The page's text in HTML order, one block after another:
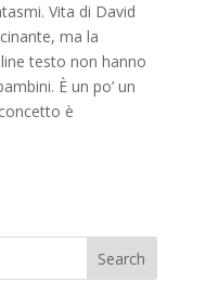
Vita di David
ma la
testo non hanno
È un po’ un
è